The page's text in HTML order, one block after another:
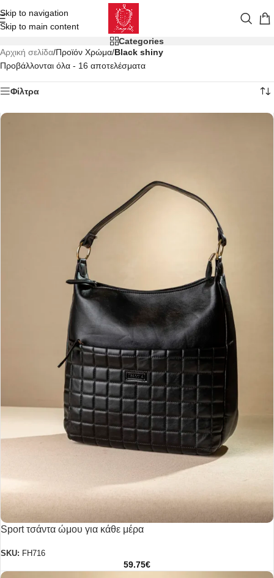
Skip to navigation
Skip to main content
Categories
Αρχική σελίδα/Προϊόν Χρώμα/Black shiny
Προβάλλονται όλα - 16 αποτελέσματα
Φίλτρα
Sport τσάντα ώμου για κάθε μέρα
SKU: FH716
59.75€